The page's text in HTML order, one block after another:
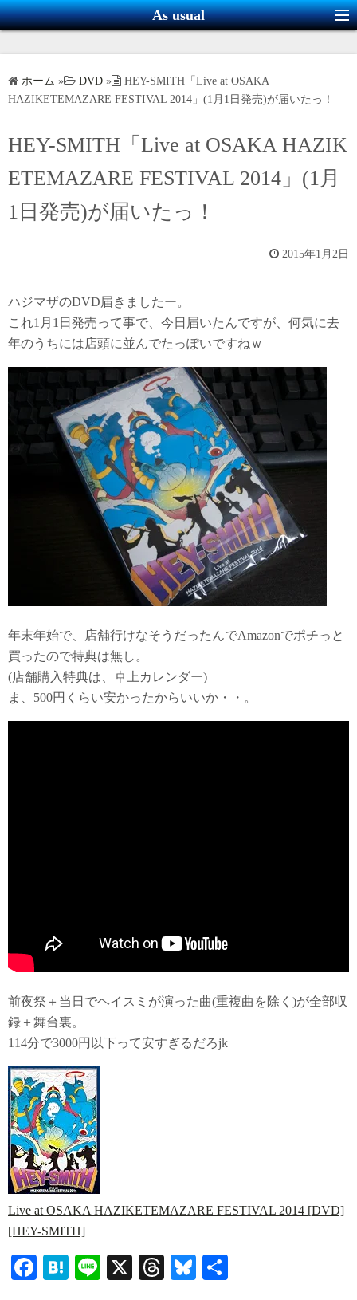
コ
ン
ツ
キ
ッ
As usual
ホーム » DVD »
HEY-SMITH「Live at OSAKA
HAZIKETEMAZARE FESTIVAL 2014」(1月1日発売)が届いたっ！
HEY-SMITH「Live at OSAKA HAZIK
ETEMAZARE FESTIVAL 2014」(1月
1日発売)が届いたっ！
2015年1月2日
ハジマザのDVD届きましたー。
これ1月1日発売って事で、今日届いたんですが、何気に去
年のうちには店頭に並んでたっぽいですねｗ
年末年始で、店舗行けなそうだったんでAmazonでポチっと
買ったので特典は無し。
(店舗購入特典は、卓上カレンダー)
ま、500円くらい安かったからいいか・・。
前夜祭＋当日でヘイスミが演った曲(重複曲を除く)が全部収
録＋舞台裏。
114分で3000円以下って安すぎるだろjk
Live at OSAKA HAZIKETEMAZARE FESTIVAL 2014 [DVD]
[HEY-SMITH]
Fa H
Li
X
T
Bl